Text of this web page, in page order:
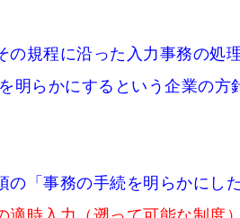
に沿った入力事務の処理
明らかにするという企業の方
務の手続を明らかにした